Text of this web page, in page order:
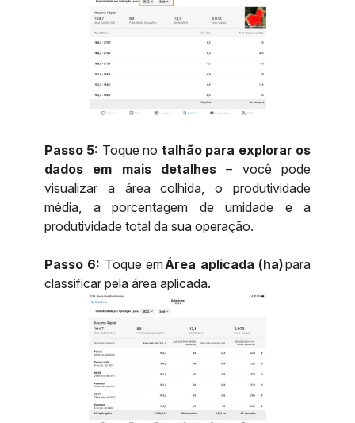
Passo 5: Toque no talhão para explorar os
dados em mais detalhes – você pode
visualizar a área colhida, o produtividade
média, a porcentagem de umidade e a
produtividade total da sua operação.
Passo 6: Toque emÁrea aplicada (ha)para
classificar pela área aplicada.